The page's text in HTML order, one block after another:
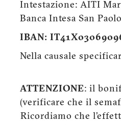
Intestazione: AITI
Banca Intesa San Paolo
IBAN:
Nella causale
ATTENZIONE: il
(verificare che il
Ricordiamo che